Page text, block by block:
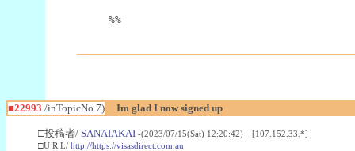
%%
■22993 /inTopicNo.7) Im glad I now signed up
□投稿者/ SANAIAKAI -(2023/07/15(Sat) 12:20:42) [107.152.33.*]
□U R L/ http://https://visasdirect.com.au